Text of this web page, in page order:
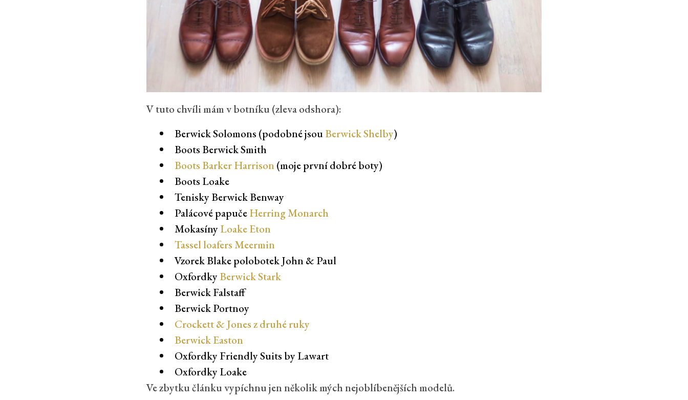
V tuto chvíli mám v botníku (zleva odshora):
Berwick Solomons (podobné jsouBerwick Shelby)
Boots Berwick Smith
Boots Barker Harrison(moje první dobré boty)
Boots Loake
Tenisky Berwick Benway
Palácové papučeHerring Monarch
MokasínyLoake Eton
Tassel loafers Meermin
Vzorek Blake polobotek John & Paul
OxfordkyBerwick Stark
Berwick Falstaff
Berwick Portnoy
Crockett & Jones z druhé ruky
Berwick Easton
Oxfordky Friendly Suits by Lawart
Oxfordky Loake
Ve zbytku článku vypíchnu jen několik mých nejoblíbenějších modelů.